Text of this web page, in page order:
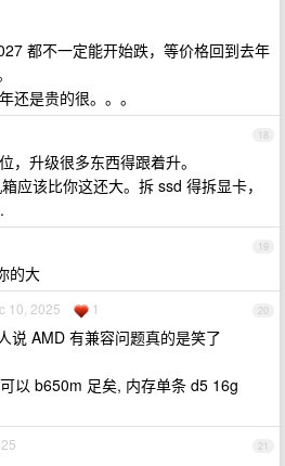
都不一定能开始跌，等价格回到去年
还是贵的很。。。
18
，升级很多东西得跟着升。
应该比你这还大。拆 ssd 得拆显卡，
19
的大
20
10, 2025 1
说 AMD 有兼容问题真的是笑了
以 b650m 足矣, 内存单条 d5 16g
21